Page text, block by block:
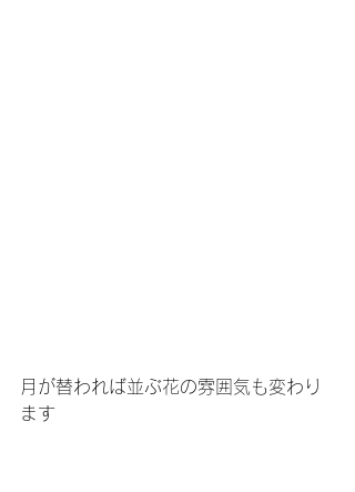
月が替われば並ぶ花の雰囲気も変わり
ます